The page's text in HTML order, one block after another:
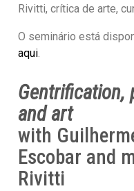
Rivitti, crítica de arte,
O seminário está
aqui.
Gentrification,
and art
with
Escobar and
Rivitti